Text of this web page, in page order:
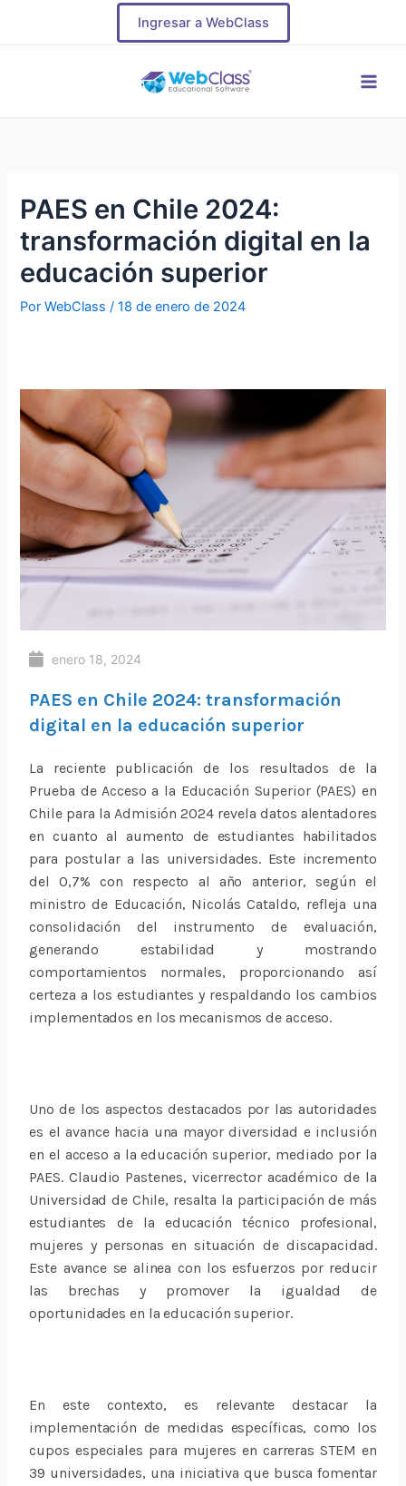
Ingresar a WebClass
PAES en Chile 2024:
transformación digital en la
educación superior
PorWebClass/18 de enero de 2024
enero 18, 2024
PAES en Chile 2024: transformación
digital en la educación superior
La reciente publicación de los resultados de la
Prueba de Acceso a la Educación Superior (PAES) en
Chile para la Admisión 2024 revela datos alentadores
en cuanto al aumento de estudiantes habilitados
para postular a las universidades. Este incremento
del 0,7% con respecto al año anterior, según el
ministro de Educación, Nicolás Cataldo, refleja una
consolidación del instrumento de evaluación,
generando estabilidad y mostrando
comportamientos normales, proporcionando así
certeza a los estudiantes y respaldando los cambios
implementados en los mecanismos de acceso.
Uno de los aspectos destacados por las autoridades
es el avance hacia una mayor diversidad e inclusión
en el acceso a la educación superior, mediado por la
PAES. Claudio Pastenes, vicerrector académico de la
Universidad de Chile, resalta la participación de más
estudiantes de la educación técnico profesional,
mujeres y personas en situación de discapacidad.
Este avance se alinea con los esfuerzos por reducir
las brechas y promover la igualdad de
oportunidades en la educación superior.
En este contexto, es relevante destacar la
implementación de medidas específicas, como los
cupos especiales para mujeres en carreras STEM en
39 universidades, una iniciativa que busca fomentar
Navegación